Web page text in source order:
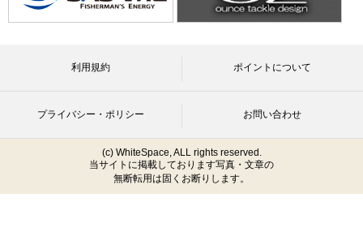
利用規約 ポイントについて
プライバシー・ポリシー お問い合わせ
(c) WhiteSpace, ALL rights reserved.
当サイトに掲載しております写真・文章の
無断転用は固くお断りします。